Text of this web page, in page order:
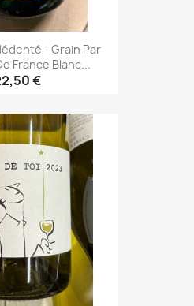
- Grain Par
France Blanc...
€